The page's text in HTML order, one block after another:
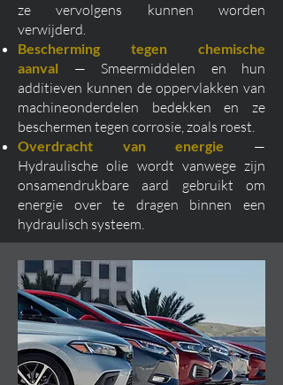
ze vervolgens kunnen worden
verwijderd.
Bescherming tegen chemische
aanval — Smeermiddelen en hun
additieven kunnen de oppervlakken van
machineonderdelen bedekken en ze
beschermen tegen corrosie, zoals roest.
Overdracht van energie —
Hydraulische olie wordt vanwege zijn
onsamendrukbare aard gebruikt om
energie over te dragen binnen een
hydraulisch systeem.